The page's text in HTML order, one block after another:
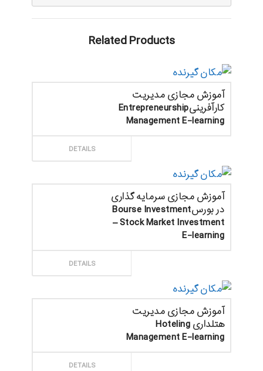
Related Products
آموزش مجازی مدیریت
کارآفرینیEntrepreneurship
Management E-learning
DETAILS
آموزش مجازی سرمایه گذاری
در بورسBourse Investment
– Stock Market Investment
E-learning
DETAILS
آموزش مجازی مدیریت
هتلداری Hoteling
Management E-learning
DETAILS